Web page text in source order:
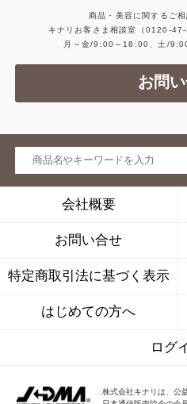
商品・美容に関するご相
キナリお客さま相談室
（0120-
月～金/9:00～18:00、土/
お問
会社概要
お問い合せ
特定商取引法に基づく表示
はじめての方へ
ログ
株式会社キナリは、公